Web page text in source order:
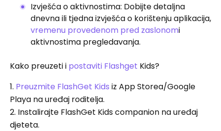
Izvješća o aktivnostima: Dobijte detaljna
dnevna ili tjedna izvješća o korištenju aplikacija,
vremenu provedenom pred zaslonomi
aktivnostima pregledavanja.
Kako preuzeti i postaviti Flashget Kids?
1. Preuzmite FlashGet Kids iz App Storea/Google
Playa na uređaj roditelja.
2. Instalirajte FlashGet Kids companion na uređaj
djeteta.